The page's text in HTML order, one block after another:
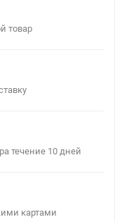
товар
течение 10 дней
картами